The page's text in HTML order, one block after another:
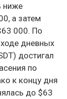
ниже
а затем
000. По
дневных
достигал
по
к концу дня
до $63